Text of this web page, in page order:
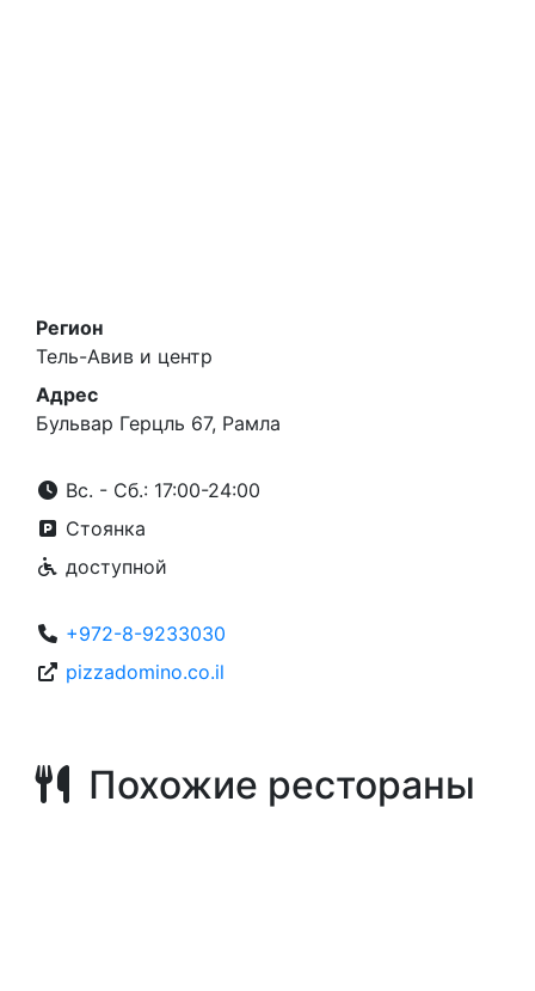
Регион
Тель-Авив и центр
Адрес
Бульвар Герцль 67, Рамла
Вс. - Сб.: 17:00-24:00
Стоянка
доступной
+972-8-9233030
pizzadomino.co.il
Похожие рестораны